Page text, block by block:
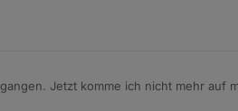
Jetzt komme ich nicht mehr auf